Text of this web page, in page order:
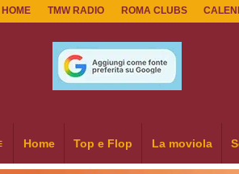
HOME TMW RADIO ROMA CLUBS
Home Top e Flop La moviola